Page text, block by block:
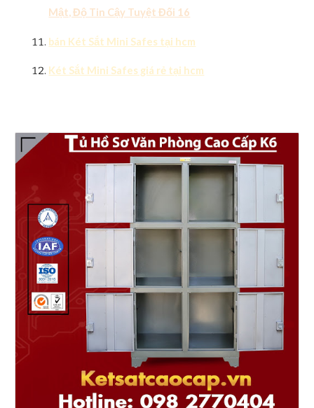
Mật, Độ Tin Cậy Tuyệt Đối 16
bán Két Sắt Mini Safes tại hcm
Két Sắt Mini Safes giá rẻ tại hcm